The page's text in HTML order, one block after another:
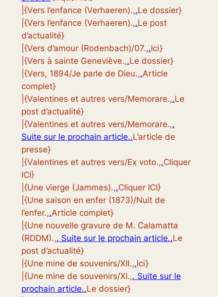
|{Vers l’enfance (Verhaeren).,.Le dossier}
|{Vers l’enfance (Verhaeren).,.Le post
d’actualité}
|{Vers d’amour (Rodenbach)/07.,.Ici}
|{Vers à sainte Geneviève.,.Le dossier}
|{Vers, 1894/Je parle de Dieu.,.Article
complet}
|{Valentines et autres vers/Memorare.,.Le
post d’actualité}
|{Valentines et autres vers/Memorare.,.
Suite sur le prochain article..L’article de
presse}
|{Valentines et autres vers/Ex voto.,.Cliquer
ICI}
|{Une vierge (Jammes).,.Cliquer ICI}
|{Une saison en enfer (1873)/Nuit de
l’enfer.,.Article complet}
|{Une nouvelle gravure de M. Calamatta
(RDDM).,. Suite sur le prochain article..Le
post d’actualité}
|{Une mine de souvenirs/XII.,.Ici}
|{Une mine de souvenirs/XI.,. Suite sur le
prochain article..Le dossier}